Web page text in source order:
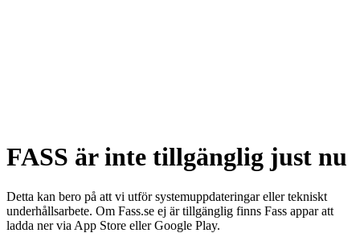
FASS är inte tillgänglig just nu
Detta kan bero på att vi utför systemuppdateringar eller tekniskt
underhållsarbete. Om Fass.se ej är tillgänglig finns Fass appar att
ladda ner via App Store eller Google Play.